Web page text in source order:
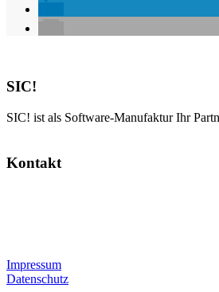
SIC!
SIC! ist als Software-Manufaktur Ihr
Kontakt
Impressum
Datenschutz